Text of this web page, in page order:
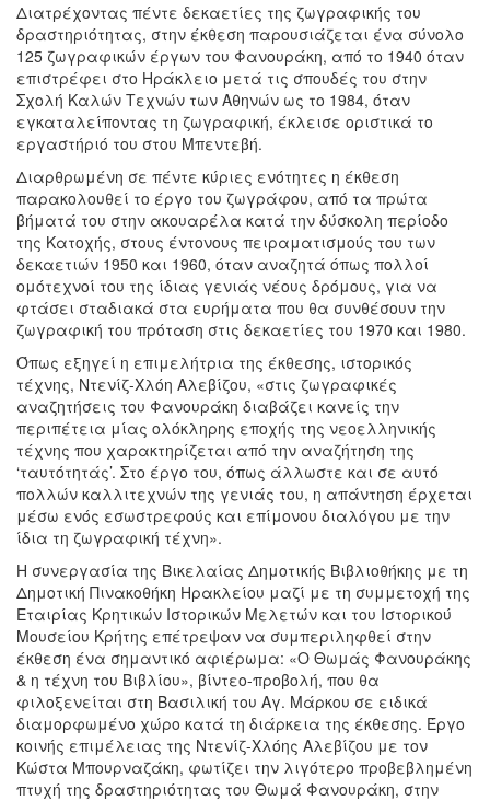
Διατρέχοντας πέντε δεκαετίες της ζωγραφικής του
δραστηριότητας, στην έκθεση παρουσιάζεται ένα σύνολο
125 ζωγραφικών έργων του Φανουράκη, από το 1940 όταν
επιστρέφει στο Ηράκλειο μετά τις σπουδές του στην
Σχολή Καλών Τεχνών των Αθηνών ως το 1984, όταν
εγκαταλείποντας τη ζωγραφική, έκλεισε οριστικά το
εργαστήριό του στου Μπεντεβή.
Διαρθρωμένη σε πέντε κύριες ενότητες η έκθεση
παρακολουθεί το έργο του ζωγράφου, από τα πρώτα
βήματά του στην ακουαρέλα κατά την δύσκολη περίοδο
της Κατοχής, στους έντονους πειραματισμούς του των
δεκαετιών 1950 και 1960, όταν αναζητά όπως πολλοί
ομότεχνοί του της ίδιας γενιάς νέους δρόμους, για να
φτάσει σταδιακά στα ευρήματα που θα συνθέσουν την
ζωγραφική του πρόταση στις δεκαετίες του 1970 και 1980.
Όπως εξηγεί η επιμελήτρια της έκθεσης, ιστορικός
τέχνης, Ντενίζ-Χλόη Αλεβίζου, «στις ζωγραφικές
αναζητήσεις του Φανουράκη διαβάζει κανείς την
περιπέτεια μίας ολόκληρης εποχής της νεοελληνικής
τέχνης που χαρακτηρίζεται από την αναζήτηση της
‘ταυτότητάς’. Στο έργο του, όπως άλλωστε και σε αυτό
πολλών καλλιτεχνών της γενιάς του, η απάντηση έρχεται
μέσω ενός εσωστρεφούς και επίμονου διαλόγου με την
ίδια τη ζωγραφική τέχνη».
Η συνεργασία της Βικελαίας Δημοτικής Βιβλιοθήκης με τη
Δημοτική Πινακοθήκη Ηρακλείου μαζί με τη συμμετοχή της
Εταιρίας Κρητικών Ιστορικών Μελετών και του Ιστορικού
Μουσείου Κρήτης επέτρεψαν να συμπεριληφθεί στην
έκθεση ένα σημαντικό αφιέρωμα: «Ο Θωμάς Φανουράκης
& η τέχνη του Βιβλίου», βίντεο-προβολή, που θα
φιλοξενείται στη Βασιλική του Αγ. Μάρκου σε ειδικά
διαμορφωμένο χώρο κατά τη διάρκεια της έκθεσης. Έργο
κοινής επιμέλειας της Ντενίζ-Χλόης Αλεβίζου με τον
Κώστα Μπουρναζάκη, φωτίζει την λιγότερο προβεβλημένη
πτυχή της δραστηριότητας του Θωμά Φανουράκη, στην